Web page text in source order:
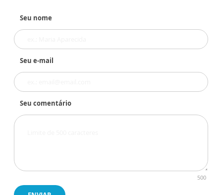
Seu nome
Seu e-mail
Seu comentário
500